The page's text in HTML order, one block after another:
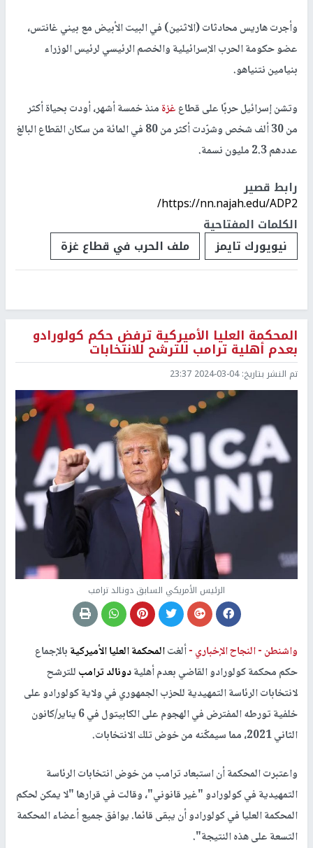
وأجرت هاريس محادثات (الاثنين) في البيت الأبيض مع بيني غانتس،
عضو حكومة الحرب الإسرائيلية والخصم الرئيسي لرئيس الوزراء
بنيامين نتنياهو.
وتشن إسرائيل حربًا على قطاعغزةمنذ خمسة أشهر، أودت بحياة أكثر
من 30 ألف شخص وشرّدت أكثر من 80 في المائة من سكان القطاع البالغ
عددهم 2.3 مليون نسمة.
رابط قصير
https://nn.najah.edu/ADP2/
الكلمات المفتاحية
نيويورك تايمز
ملف الحرب في قطاع غزة
المحكمة العليا الأميركية ترفض حكم كولورادو
بعدم أهلية ترامب للترشح للانتخابات
تم النشر بتاريخ:2024-03-04 23:37
الرئيس الأمريكي السابق دونالد ترامب
واشنطن -النجاح الإخباري -ألغتالمحكمة العليا الأميركيةبالإجماع
حكم محكمة كولورادو القاضي بعدم أهليةدونالد ترامبللترشح
لانتخابات الرئاسة التمهيدية للحزب الجمهوري في ولاية كولورادو على
خلفية تورطه المفترض في الهجوم على الكابيتول في 6 يناير/كانون
الثاني 2021، مما سيمكّنه من خوض تلك الانتخابات.
واعتبرت المحكمة أن استبعاد ترامب من خوض انتخابات الرئاسة
التمهيدية في كولورادو "غير قانوني"، وقالت في قرارها "لا يمكن لحكم
المحكمة العليا في كولورادو أن يبقى قائما. يوافق جميع أعضاء المحكمة
التسعة على هذه النتيجة".